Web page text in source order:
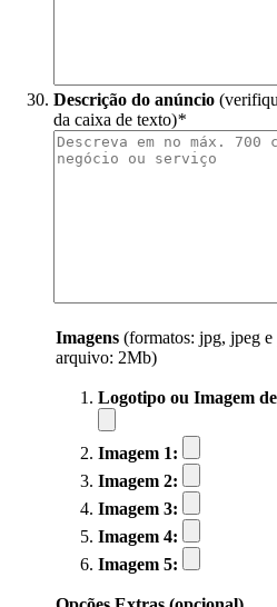
Descrição do anúncio
da caixa de texto)*
Imagens (formatos: jpg, jpeg
arquivo: 2Mb)
Logotipo ou Imagem
Imagem 1:
Imagem 2:
Imagem 3:
Imagem 4:
Imagem 5: